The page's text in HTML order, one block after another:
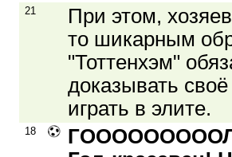
21
При этом,
то шикарным
"Тоттенхэм"
доказывать
играть в элите.
18